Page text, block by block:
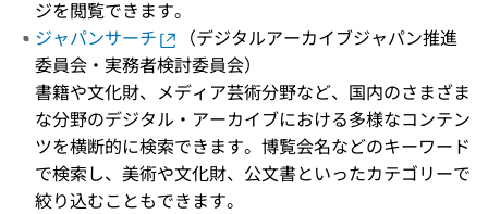
ジを閲覧できます。
ジャパンサーチ
（デジタルアーカイブジャパン推進
委員会・実務者検討委員会）
書籍や文化財、メディア芸術分野など、国内のさまざま
な分野のデジタル・アーカイブにおける多様なコンテン
ツを横断的に検索できます。博覧会名などのキーワード
で検索し、美術や文化財、公文書といったカテゴリーで
絞り込むこともできます。